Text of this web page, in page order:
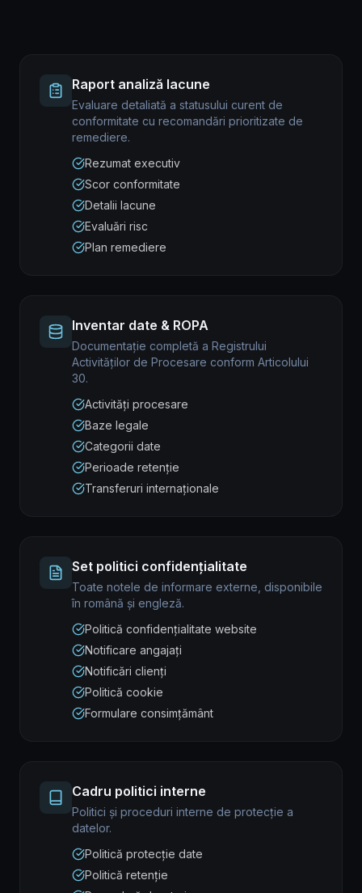
Raport analiză lacune
Evaluare detaliată a statusului curent de
conformitate cu recomandări prioritizate de
remediere.
Rezumat executiv
Scor conformitate
Detalii lacune
Evaluări risc
Plan remediere
Inventar date & ROPA
Documentație completă a Registrului
Activităților de Procesare conform Articolului
30.
Activități procesare
Baze legale
Categorii date
Perioade retenție
Transferuri internaționale
Set politici confidențialitate
Toate notele de informare externe, disponibile
în română și engleză.
Politică confidențialitate website
Notificare angajați
Notificări clienți
Politică cookie
Formulare consimțământ
Cadru politici interne
Politici și proceduri interne de protecție a
datelor.
Politică protecție date
Politică retenție